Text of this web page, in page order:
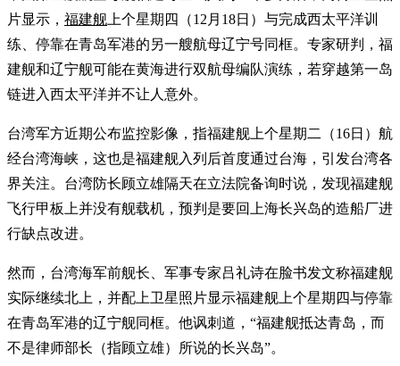
片显示， 福建舰 上个星期四（12月18日）与完成西太平洋训
练、停靠在青岛军港的另一艘航母辽宁号同框。专家研判，福
建舰和辽宁舰可能在黄海进行双航母编队演练，若穿越第一岛
链进入西太平洋并不让人意外。
台湾军方近期公布监控影像，指福建舰上个星期二（16日）航
经台湾海峡，这也是福建舰入列后首度通过台海，引发台湾各
界关注。台湾防长顾立雄隔天在立法院备询时说，发现福建舰
飞行甲板上并没有舰载机，预判是要回上海长兴岛的造船厂进
行缺点改进。
然而，台湾海军前舰长、军事专家吕礼诗在脸书发文称福建舰
实际继续北上，并配上卫星照片显示福建舰上个星期四与停靠
在青岛军港的辽宁舰同框。他讽刺道，“福建舰抵达青岛，而
不是律师部长（指顾立雄）所说的长兴岛”。